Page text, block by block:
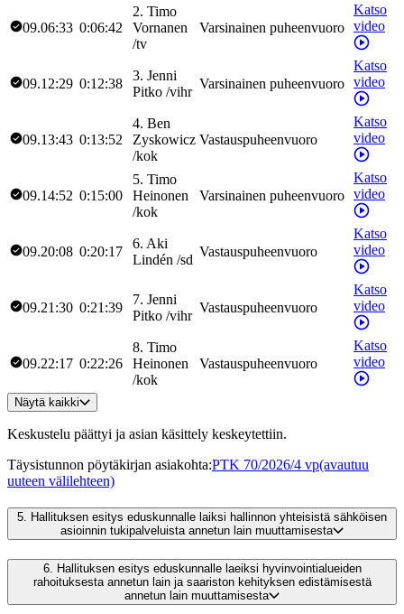
09.06:33 0:06:42
2. Timo
Vornanen
/tv
Varsinainen puheenvuoro
Katso
video
09.12:29 0:12:38
3. Jenni
Pitko /vihr
Varsinainen puheenvuoro
Katso
video
09.13:43 0:13:52
4. Ben
Zyskowicz
/kok
Vastauspuheenvuoro
Katso
video
09.14:52 0:15:00
5. Timo
Heinonen
/kok
Varsinainen puheenvuoro
Katso
video
09.20:08 0:20:17
6. Aki
Lindén /sd
Vastauspuheenvuoro
Katso
video
09.21:30 0:21:39
7. Jenni
Pitko /vihr
Vastauspuheenvuoro
Katso
video
09.22:17 0:22:26
8. Timo
Heinonen
/kok
Vastauspuheenvuoro
Katso
video
Näytä kaikki
Keskustelu päättyi ja asian käsittely keskeytettiin.
Täysistunnon pöytäkirjan asiakohta:PTK 70/2026/4 vp(avautuu
uuteen välilehteen)
5. Hallituksen esitys eduskunnalle laiksi hallinnon yhteisistä sähköisen
asioinnin tukipalveluista annetun lain muuttamisesta
6. Hallituksen esitys eduskunnalle laeiksi hyvinvointialueiden
rahoituksesta annetun lain ja saariston kehityksen edistämisestä
annetun lain muuttamisesta